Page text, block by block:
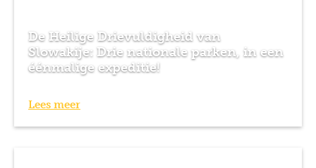
De Heilige Drievuldigheid van
Slowakije: Drie nationale parken, in een
éénmalige expeditie!
Lees meer